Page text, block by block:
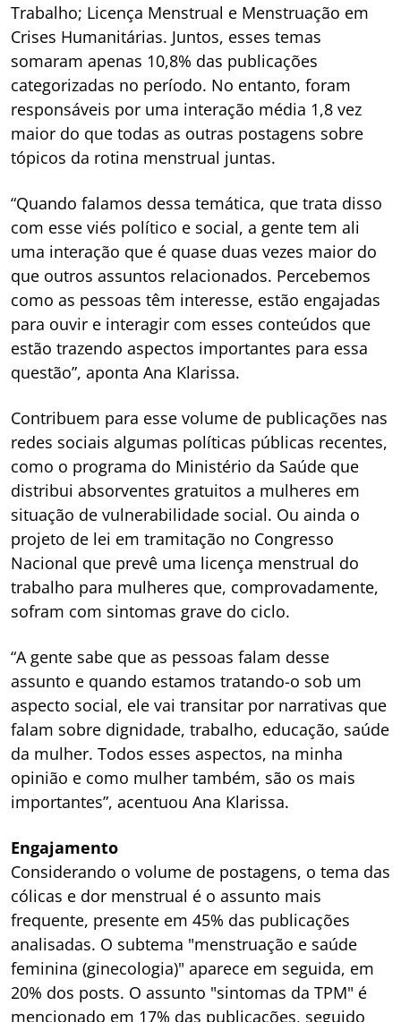
Trabalho; Licença Menstrual e Menstruação em
Crises Humanitárias. Juntos, esses temas
somaram apenas 10,8% das publicações
categorizadas no período. No entanto, foram
responsáveis por uma interação média 1,8 vez
maior do que todas as outras postagens sobre
tópicos da rotina menstrual juntas.
“Quando falamos dessa temática, que trata disso
com esse viés político e social, a gente tem ali
uma interação que é quase duas vezes maior do
que outros assuntos relacionados. Percebemos
como as pessoas têm interesse, estão engajadas
para ouvir e interagir com esses conteúdos que
estão trazendo aspectos importantes para essa
questão”, aponta Ana Klarissa.
Contribuem para esse volume de publicações nas
redes sociais algumas políticas públicas recentes,
como o programa do Ministério da Saúde que
distribui absorventes gratuitos a mulheres em
situação de vulnerabilidade social. Ou ainda o
projeto de lei em tramitação no Congresso
Nacional que prevê uma licença menstrual do
trabalho para mulheres que, comprovadamente,
sofram com sintomas grave do ciclo.
“A gente sabe que as pessoas falam desse
assunto e quando estamos tratando-o sob um
aspecto social, ele vai transitar por narrativas que
falam sobre dignidade, trabalho, educação, saúde
da mulher. Todos esses aspectos, na minha
opinião e como mulher também, são os mais
importantes”, acentuou Ana Klarissa.
Engajamento
Considerando o volume de postagens, o tema das
cólicas e dor menstrual é o assunto mais
frequente, presente em 45% das publicações
analisadas. O subtema "menstruação e saúde
feminina (ginecologia)" aparece em seguida, em
20% dos posts. O assunto "sintomas da TPM" é
mencionado em 17% das publicações, seguido